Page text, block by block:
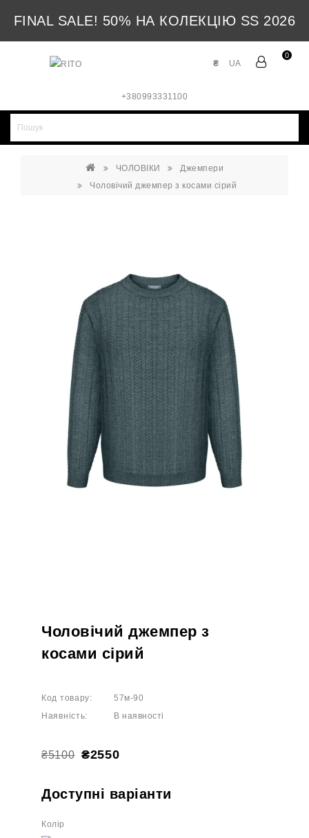
FINAL SALE! 50% НА КОЛЕКЦІЮ SS 2026
0
UA
₴
+380993331100
ЧОЛОВІКИ
Джемпери
Чоловічий джемпер з косами сірий
Чоловічий джемпер з
косами сірий
Код товару:
57м-90
Наявність:
В наявності
₴5100 ₴2550
Доступні варіанти
Колір